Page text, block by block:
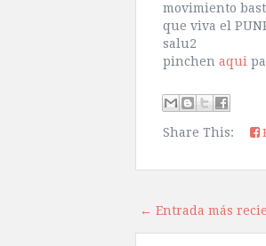
movimiento
que viva el
salu2
pinchen aqui
Share This:
← Entrada más